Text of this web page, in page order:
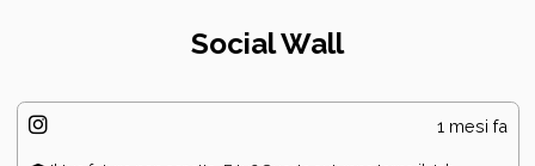
Social Wall
1 mesi fa